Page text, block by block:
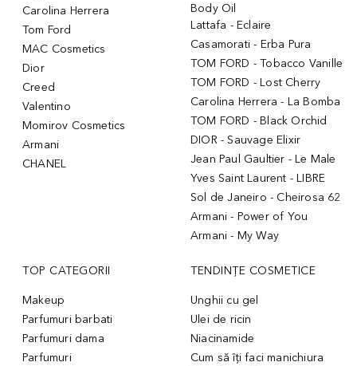
Carolina Herrera
Tom Ford
MAC Cosmetics
Dior
Creed
Valentino
Momirov Cosmetics
Armani
CHANEL
Body Oil
Lattafa - Eclaire
Casamorati - Erba Pura
TOM FORD - Tobacco Vanille
TOM FORD - Lost Cherry
Carolina Herrera - La Bomba
TOM FORD - Black Orchid
DIOR - Sauvage Elixir
Jean Paul Gaultier - Le Male
Yves Saint Laurent - LIBRE
Sol de Janeiro - Cheirosa 62
Armani - Power of You
Armani - My Way
TOP CATEGORII
Makeup
Parfumuri barbati
Parfumuri dama
Parfumuri
TENDINȚE COSMETICE
Unghii cu gel
Ulei de ricin
Niacinamide
Cum să îți faci manichiura